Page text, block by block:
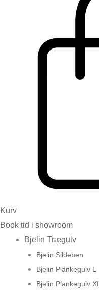
Kurv
Book tid i showroom
Bjelin Trægulv
Bjelin Sildeben
Bjelin Plankegulv L
Bjelin Plankegulv XL